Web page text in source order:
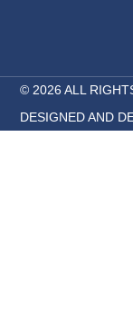
© 2026 ALL
DESIGNED AND